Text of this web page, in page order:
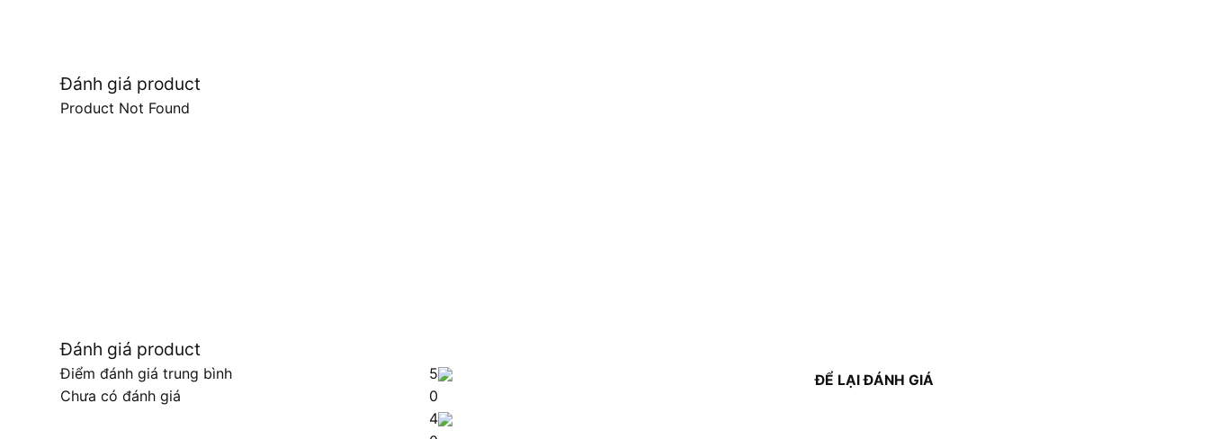
Đánh giá product
Product Not Found
Đánh giá product
Điểm đánh giá trung bình
Chưa có đánh giá
5
0
4
ĐỂ LẠI ĐÁNH GIÁ